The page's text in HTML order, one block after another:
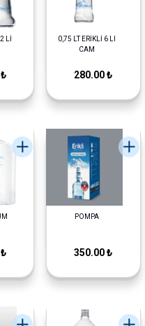
Lİ
0,75 LT ERİKLİ 6 LI
CAM
280.00 ₺
POMPA
350.00 ₺